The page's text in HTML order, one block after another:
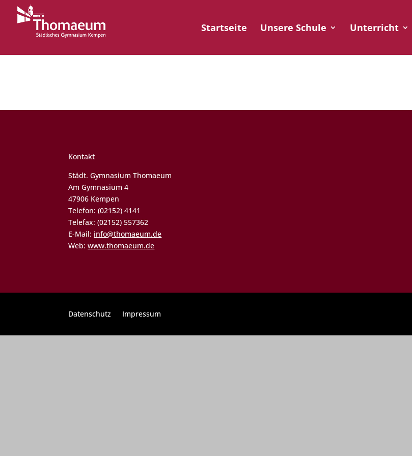
Startseite Unsere Schule Unterricht
Kontakt
Städt. Gymnasium Thomaeum
Am Gymnasium 4
47906 Kempen
Telefon: (02152) 4141
Telefax: (02152) 557362
E-Mail: info@thomaeum.de
Web:www.thomaeum.de
Datenschutz Impressum